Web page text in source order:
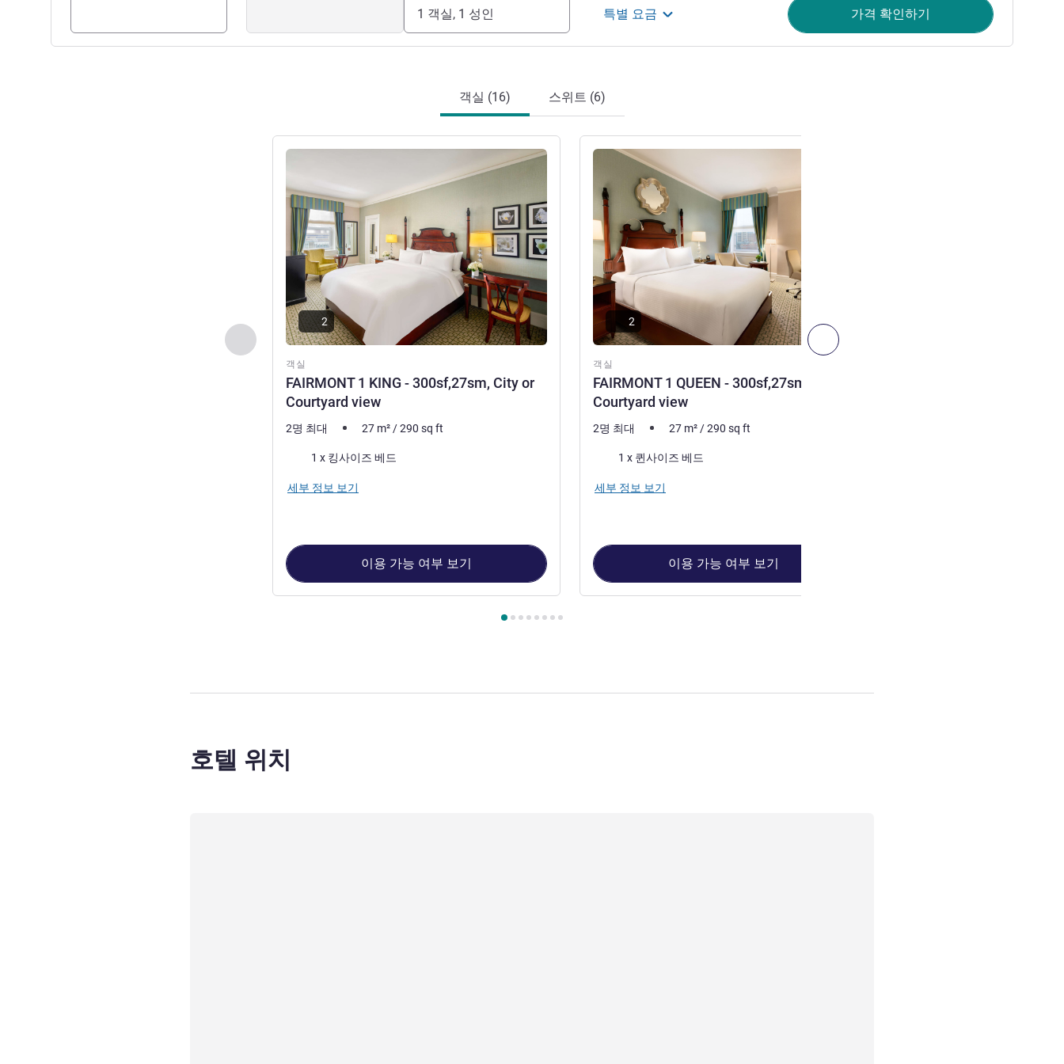
1 객실, 1 성인 특별 요금 가격 확인하기
객실 (16) 스위트 (6)
이전 - 객실 다음 - 객실
객실
FAIRMONT 1 KING - 300sf,27sm, City or
Courtyard view
세부 정보 보기
2
2명 최대 27 m² /290 sq ft
1 x 킹사이즈 베드
세부 정보 보기
이용 가능 여부 보기
객실
FAIRMONT 1 QUEEN - 300sf,27sm, City or
Courtyard view
세부 정보 보기
2
2명 최대 27 m² /290 sq ft
1 x 퀸사이즈 베드
세부 정보 보기
이용 가능 여부 보기
호텔 위치